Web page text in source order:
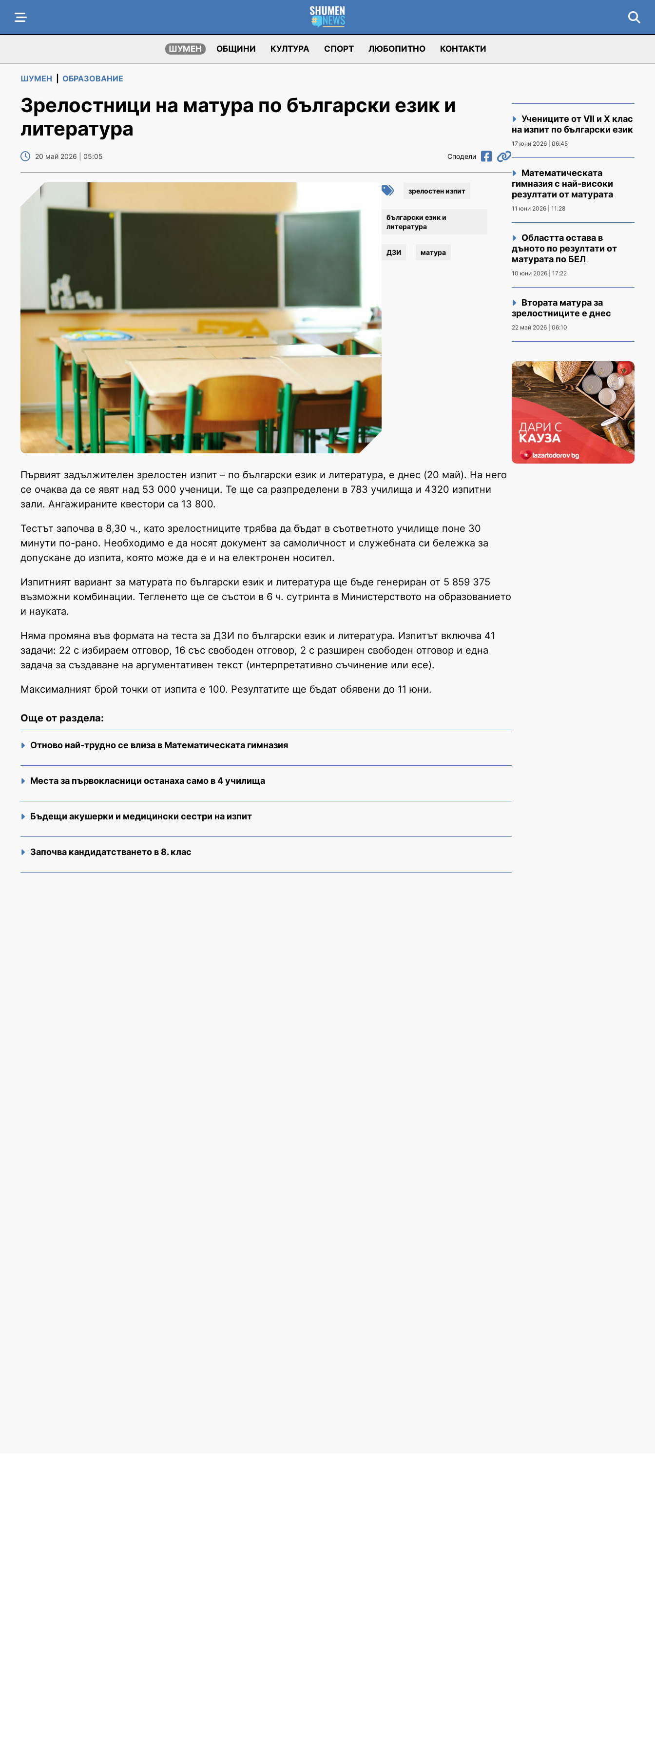
ШУМЕН ОБЩИНИ КУЛТУРА СПОРТ ЛЮБОПИТНО КОНТАКТИ
ШУМЕН ОБРАЗОВАНИЕ
Зрелостници на матура по български език и
литература
20 май 2026 | 05:05 Сподели
зрелостен изпит
български език и
литература
ДЗИ матура
Първият задължителен зрелостен изпит – по български език и литература, е днес (20 май). На него
се очаква да се явят над 53 000 ученици. Те ще са разпределени в 783 училища и 4320 изпитни
зали. Ангажираните квестори са 13 800.
Тестът започва в 8,30 ч., като зрелостниците трябва да бъдат в съответното училище поне 30
минути по-рано. Необходимо е да носят документ за самоличност и служебната си бележка за
допускане до изпита, която може да е и на електронен носител.
Изпитният вариант за матурата по български език и литература ще бъде генериран от 5 859 375
възможни комбинации. Тегленето ще се състои в 6 ч. сутринта в Министерството на образованието
и науката.
Няма промяна във формата на теста за ДЗИ по български език и литература. Изпитът включва 41
задачи: 22 с избираем отговор, 16 със свободен отговор, 2 с разширен свободен отговор и една
задача за създаване на аргументативен текст (интерпретативно съчинение или есе).
Максималният брой точки от изпита е 100. Резултатите ще бъдат обявени до 11 юни.
Още от раздела:
Отново най-трудно се влиза в Математическата гимназия
Места за първокласници останаха само в 4 училища
Бъдещи акушерки и медицински сестри на изпит
Започва кандидатстването в 8. клас
Учениците от VII и X клас
на изпит по български език
17 юни 2026 | 06:45
Математическата
гимназия с най-високи
резултати от матурата
11 юни 2026 | 11:28
Областта остава в
дъното по резултати от
матурата по БЕЛ
10 юни 2026 | 17:22
Втората матура за
зрелостниците е днес
22 май 2026 | 06:10